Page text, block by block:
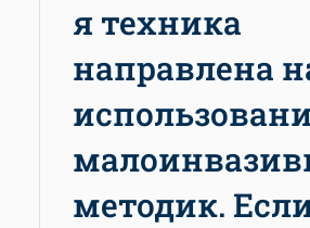
я техника
направлена
методик.